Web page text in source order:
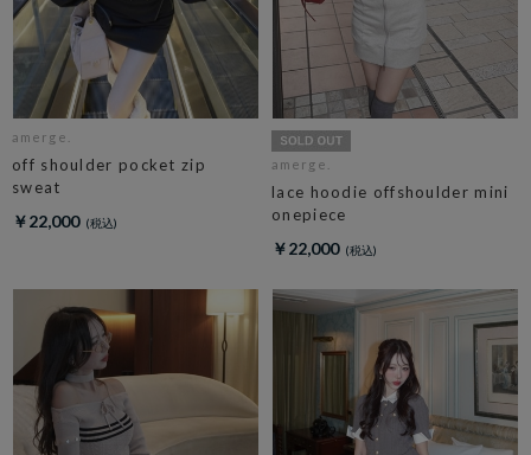
amerge.
off shoulder pocket zip
sweat
￥22,000
amerge.
lace hoodie offshoulder mini
onepiece
￥22,000